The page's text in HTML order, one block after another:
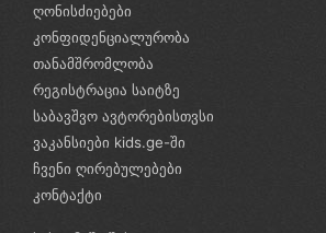
ღონისძიებები
კონფიდენციალურობა
თანამშრომლობა
რეგისტრაცია საიტზე
საბავშვო ავტორებისთვსი
ვაკანსიები kids.ge-ში
ჩვენი ღირებულებები
კონტაქტი